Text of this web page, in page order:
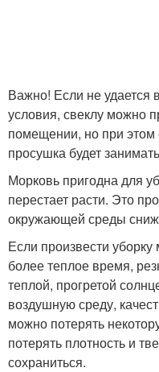
Важно! Если не удается
условия, свеклу можно
помещении, но при этом
просушка будет
Морковь пригодна для
перестает расти. Это
окружающей среды
Если произвести
более теплое время,
теплой, прогретой
воздушную среду,
можно потерять
потерять плотность и
сохраниться.